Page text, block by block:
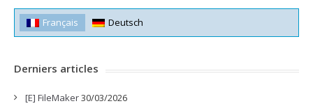
Français Deutsch
Derniers articles
[E] FileMaker30/03/2026